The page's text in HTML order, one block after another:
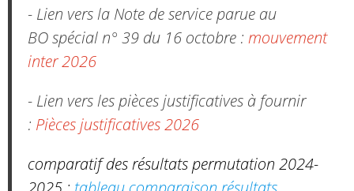
- Lien vers la Note de service parue au
BO spécial n° 39 du 16 octobre : mouvement
inter 2026
- Lien vers les pièces justificatives à fournir
: Pièces justificatives 2026
comparatif des résultats permutation 2024-